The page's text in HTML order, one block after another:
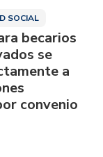
SOCIAL
becarios
se
a
convenio